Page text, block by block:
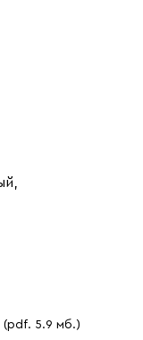
(pdf. 5.9 мб.)